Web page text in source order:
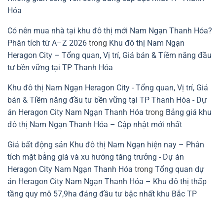
Hóa
Có nên mua nhà tại khu đô thị mới Nam Ngạn Thanh Hóa?
Phân tích từ A–Z 2026 trong Khu đô thị Nam Ngạn
Heragon City – Tổng quan, Vị trí, Giá bán & Tiềm năng đầu
tư bền vững tại TP Thanh Hóa
Khu đô thị Nam Ngạn Heragon City - Tổng quan, Vị trí, Giá
bán & Tiềm năng đầu tư bền vững tại TP Thanh Hóa - Dự
án Heragon City Nam Ngạn Thanh Hóa trong Bảng giá khu
đô thị Nam Ngạn Thanh Hóa – Cập nhật mới nhất
Giá bất động sản Khu đô thị Nam Ngạn hiện nay – Phân
tích mặt bằng giá và xu hướng tăng trưởng - Dự án
Heragon City Nam Ngạn Thanh Hóa trong Tổng quan dự
án Heragon City Nam Ngạn Thanh Hóa – Khu đô thị thấp
tầng quy mô 57,9ha đáng đầu tư bậc nhất khu Bắc TP